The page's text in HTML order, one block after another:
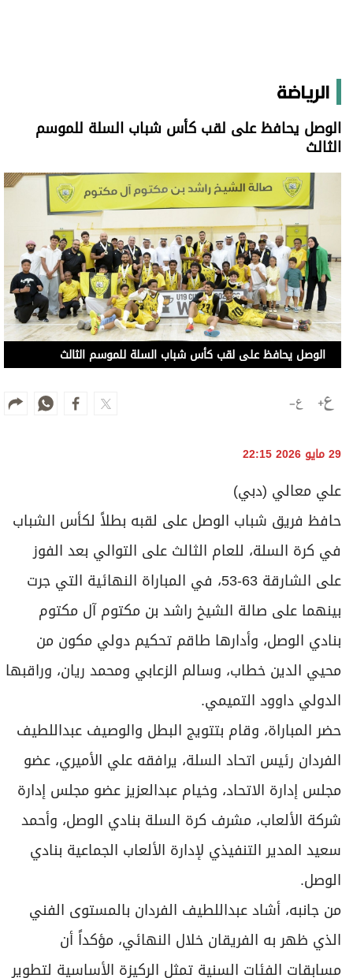
الوصل يحافظ على لقب كأس شباب السلة للموسم الثالث
29 مايو 2026 22:15
علي معالي (دبي)
حافظ فريق شباب الوصل على لقبه بطلاً لكأس الشباب
بينهما على صالة الشيخ راشد بن مكتوم آل مكتوم
بنادي الوصل، وأدارها طاقم تحكيم دولي مكون من
محيي الدين خطاب، وسالم الزعابي ومحمد ريان، وراقبها
الدولي داوود التميمي.
حضر المباراة، وقام بتتويج البطل والوصيف عبداللطيف
الفردان رئيس اتحاد السلة، يرافقه علي الأميري، عضو
مجلس إدارة الاتحاد، وخيام عبدالعزيز عضو مجلس إدارة
شركة الألعاب، مشرف كرة السلة بنادي الوصل، وأحمد
سعيد المدير التنفيذي لإدارة الألعاب الجماعية بنادي
الوصل.
من جانبه، أشاد عبداللطيف الفردان بالمستوى الفني
الذي ظهر به الفريقان خلال النهائي، مؤكداً أن
مسابقات الفئات السنية تمثل الركيزة الأساسية لتطوير
اللعبة وصناعة جيل جديد من اللاعبين القادرين على
تمثيل المنتخبات الوطنية مستقبلاً.
وقال الفردان:" نشهد تطوراً في مستوى فرق الشباب